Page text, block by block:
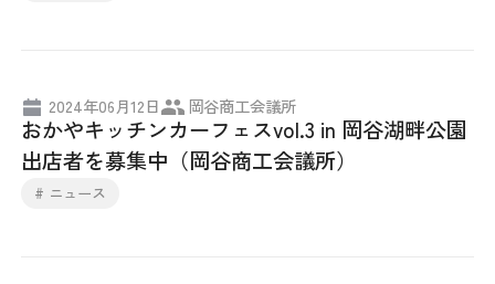
ビジネス交流
組織概要
役員紹介
2024年06月12日 岡谷商工会議所
おかやキッチンカーフェスvol.3 in 岡谷湖畔公園
出店者を募集中（岡谷商工会議所）
# ニュース